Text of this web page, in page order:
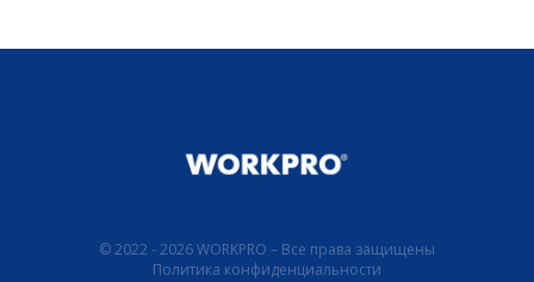
© 2022 - 2026 WORKPRO – Все права защищены
Политика конфиденциальности